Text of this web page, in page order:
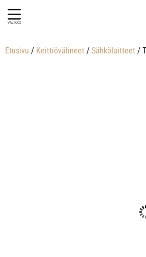
VALIKKO
Etusivu / Keittiövälineet / Sähkölaitteet /